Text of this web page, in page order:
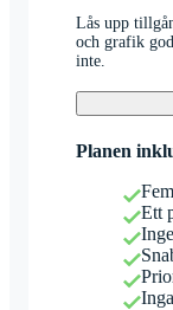
Lås upp
och grafik
inte.
Planen
Ett